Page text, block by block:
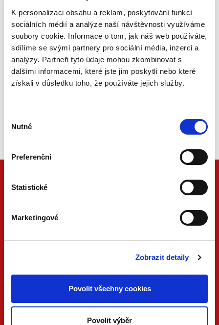
K personalizaci obsahu a reklam, poskytování funkcí
sociálních médií a analýze naší návštěvnosti využíváme
soubory cookie. Informace o tom, jak náš web používáte,
sdílíme se svými partnery pro sociální média, inzerci a
analýzy. Partneři tyto údaje mohou zkombinovat s
dalšími informacemi, které jste jim poskytli nebo které
získali v důsledku toho, že používáte jejich služby.
souhlasu
Nutné
Preferenční
Statistické
Marketingové
Zobrazit detaily
Povolit všechny cookies
Povolit výběr
Tradiční nakladatelství
Působíme na trhu přes 30 let.
Semináře a Konference
Vzdělávejte se kvalitně.
Vzdělávejte se s Akademií C. H. Beck.
VERZE
KONTAKTUJTE NÁS